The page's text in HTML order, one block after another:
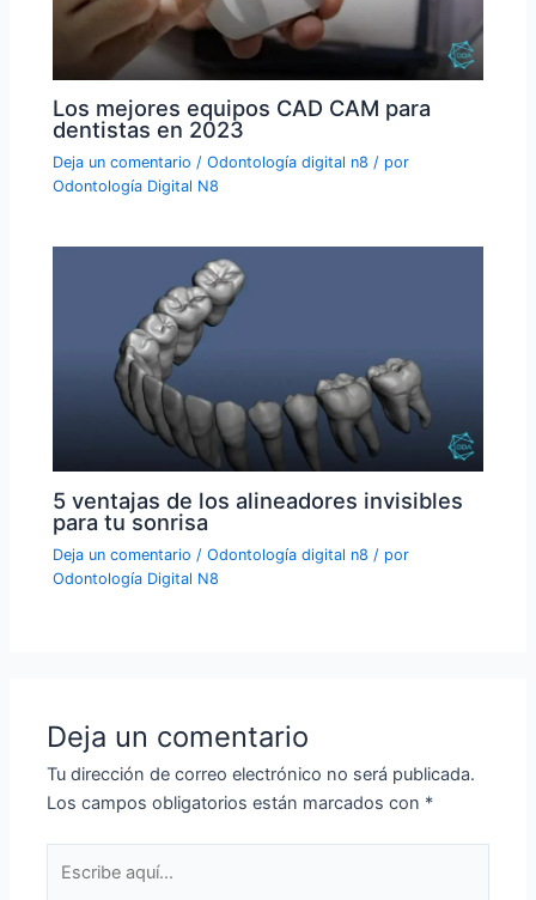
Los mejores equipos CAD CAM para
dentistas en 2023
Deja un comentario /Odontología digital n8 / por
Odontología Digital N8
5 ventajas de los alineadores invisibles
para tu sonrisa
Deja un comentario /Odontología digital n8 / por
Odontología Digital N8
Deja un comentario
Tu dirección de correo electrónico no será publicada.
Los campos obligatorios están marcados con *
aquí...